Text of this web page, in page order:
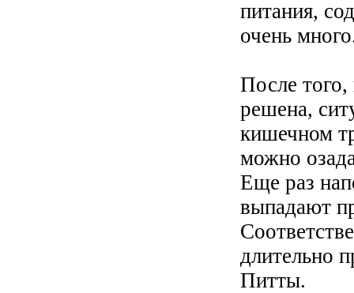
питания,
очень
После того,
решена,
кишечном
можно
Еще раз
выпадают
длительно
Питты.